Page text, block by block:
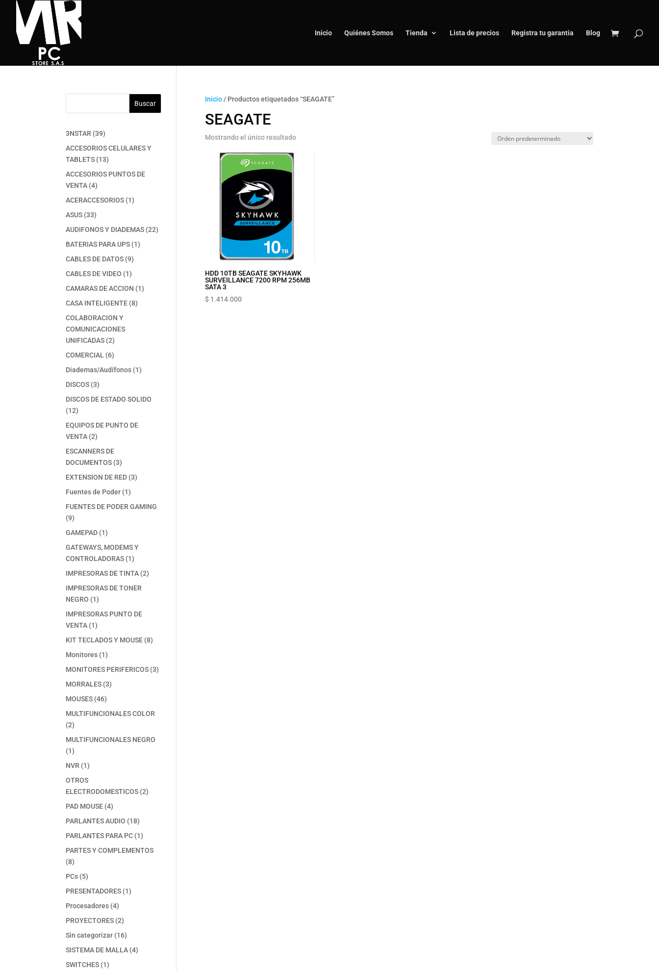
Inicio Quiénes Somos Tienda Lista de precios Registra tu garantia Blog
Inicio/ Productos etiquetados “SEAGATE”
SEAGATE
Mostrando el único resultado
HDD 10TB SEAGATE SKYHAWK
SURVEILLANCE 7200 RPM 256MB
SATA 3
$ 1.414.000
Buscar
3NSTAR 3939
productos
ACCESORIOS CELULARES Y
TABLETS 1313
productos
ACCESORIOS PUNTOS DE
VENTA 44
productos
ACERACCESORIOS 11
ASUS 3333
productos
AUDIFONOS Y DIADEMAS 2222
BATERIAS PARA UPS 11
CABLES DE DATOS 99
CABLES DE VIDEO 11
producto
CAMARAS DE ACCION 11
CASA INTELIGENTE 88
COLABORACION Y
COMUNICACIONES
UNIFICADAS 22
productos
COMERCIAL 66
productos
Diademas/Audífonos 11
DISCOS 33
productos
DISCOS DE ESTADO SOLIDO
1212
productos
EQUIPOS DE PUNTO DE
VENTA 22
productos
ESCANNERS DE
DOCUMENTOS 33
productos
EXTENSION DE RED 33
Fuentes de Poder 11
producto
FUENTES DE PODER GAMING
99
productos
GAMEPAD 11
producto
GATEWAYS, MODEMS Y
CONTROLADORAS 11
producto
IMPRESORAS DE TINTA 22
IMPRESORAS DE TONER
NEGRO
11
producto
IMPRESORAS PUNTO DE
VENTA 11
producto
KIT TECLADOS Y MOUSE 88
Monitores 11
producto
MONITORES PERIFERICOS 33
MORRALES 33
MOUSES 4646
productos
MULTIFUNCIONALES COLOR
22
productos
MULTIFUNCIONALES NEGRO
11
producto
NVR 11
producto
OTROS
ELECTRODOMESTICOS 22
PAD MOUSE 44
productos
PARLANTES AUDIO 1818
productos
PARLANTES PARA PC 11
producto
PARTES Y COMPLEMENTOS
88
productos
PCs 55
productos
PRESENTADORES 11
Procesadores 44
productos
PROYECTORES 22
productos
Sin categorizar 1616
productos
SISTEMA DE MALLA 44
SWITCHES 11